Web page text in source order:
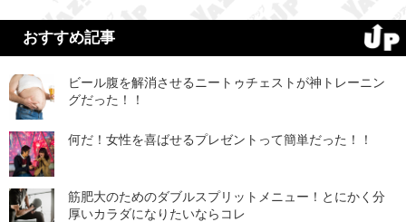
おすすめ記事
ビール腹を解消させるニートゥチェストが神トレーニン
グだった！！
何だ！女性を喜ばせるプレゼントって簡単だった！！
筋肥大のためのダブルスプリットメニュー！とにかく分
厚いカラダになりたいならコレ